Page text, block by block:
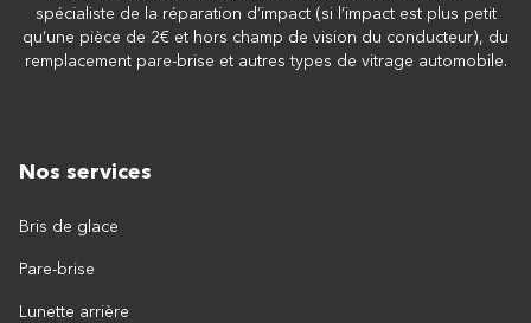
spécialiste de la réparation d’impact (si l’impact est plus petit
qu’une pièce de 2€ et hors champ de vision du conducteur), du
remplacement pare-brise et autres types de vitrage automobile.
Nos services
Bris de glace
Pare-brise
Lunette arrière